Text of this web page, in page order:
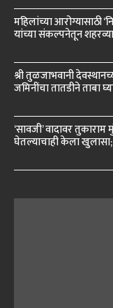
महिलांच्या आरोग्यासाठी
यांच्या संकल्पनेतून
श्री तुळजाभवानी
जमिनींचा तातडीने ताबा
‘सावजी’ वादावर
घेतल्याचाही केला